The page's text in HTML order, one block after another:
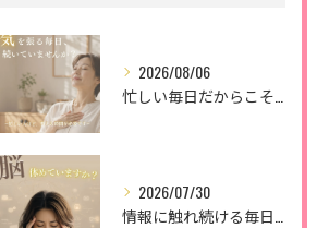
2026/08/06
2026/07/30